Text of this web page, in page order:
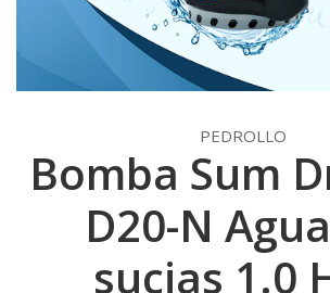
PEDROLLO
Bomba Sum
D20-N
sucias 1.0